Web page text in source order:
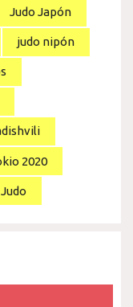
Judo Japón
judo nipón
2020